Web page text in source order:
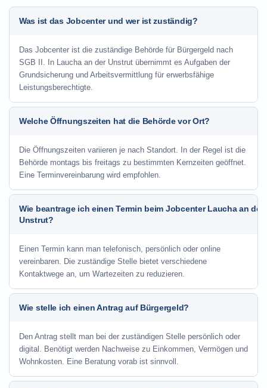
Was ist das Jobcenter und wer ist zuständig?
Das Jobcenter ist die zuständige Behörde für Bürgergeld nach
SGB II. In Laucha an der Unstrut übernimmt es Aufgaben der
Grundsicherung und Arbeitsvermittlung für erwerbsfähige
Leistungsberechtigte.
Welche Öffnungszeiten hat die Behörde vor Ort?
Die Öffnungszeiten variieren je nach Standort. In der Regel ist die
Behörde montags bis freitags zu bestimmten Kernzeiten geöffnet.
Eine Terminvereinbarung wird empfohlen.
Wie beantrage ich einen Termin beim Jobcenter Laucha an der
Unstrut?
Einen Termin kann man telefonisch, persönlich oder online
vereinbaren. Die zuständige Stelle bietet verschiedene
Kontaktwege an, um Wartezeiten zu reduzieren.
Wie stelle ich einen Antrag auf Bürgergeld?
Den Antrag stellt man bei der zuständigen Stelle persönlich oder
digital. Benötigt werden Nachweise zu Einkommen, Vermögen und
Wohnkosten. Eine Beratung vorab ist sinnvoll.